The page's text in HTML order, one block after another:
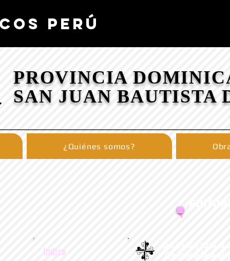
PERÚ
PROVINCIA
SAN JUAN BAUTISTA
¿Quiénes somos?
Indice